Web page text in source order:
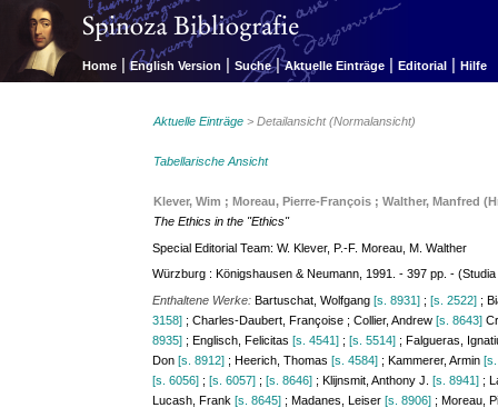
Home | English Version | Suche | Aktuelle Einträge | Editorial | Hilfe
Aktuelle Einträge > Detailansicht (Normalansicht)
Tabellarische Ansicht
Klever, Wim ; Moreau, Pierre-François ; Walther, Manfred
The Ethics in the "Ethics"
Special Editorial Team: W. Klever, P.-F. Moreau, M. Walther
Würzburg : Königshausen & Neumann, 1991. - 397 pp. -
Enthaltene Werke:Bartuschat, Wolfgang[s. 8931] ;[s. 2522] ;
3158] ; Charles-Daubert, Françoise ; Collier, Andrew[s. 8643]
8935] ; Englisch, Felicitas[s. 4541] ;[s. 5514] ; Falgueras,
Don[s. 8912] ; Heerich, Thomas[s. 4584] ; Kammerer, Armin
[s. 6056] ;[s. 6057] ;[s. 8646] ; Klijnsmit, Anthony J.[s. 8941] ;
Lucash, Frank[s. 8645] ; Madanes, Leiser[s. 8906] ; Moreau,